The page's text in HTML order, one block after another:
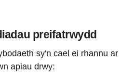
preifatrwydd
sy'n cael ei rhannu ar
apiau drwy: